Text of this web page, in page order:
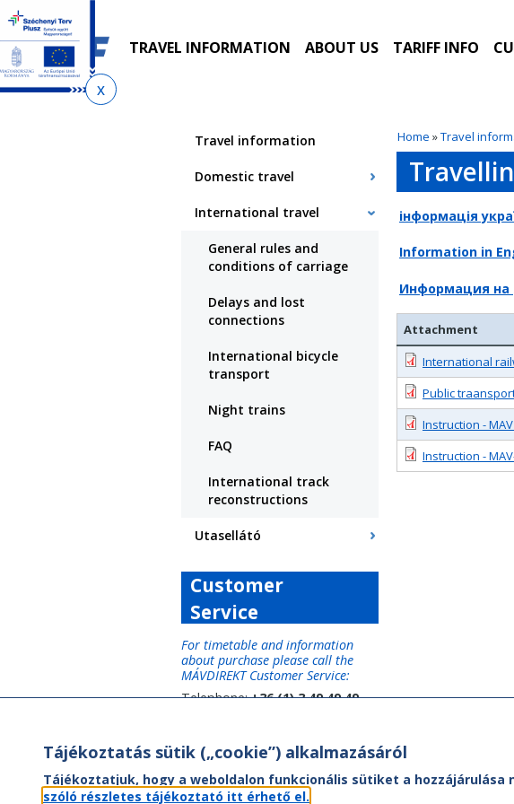
Skip
to
local
menu
Skip
to
main
content
Skip
to
sitemap
TRAVEL INFORMATION ABOUT US TARIFF INFO
here
Home »Travel
Travel information
Domestic travel
International travel
General rules and
conditions of carriage
Delays and lost
connections
International bicycle
transport
Night trains
FAQ
International track
reconstructions
Utasellátó
Customer
Service
For timetable and information
about purchase please call the
MÁVDIREKT Customer Service:
Telephone:+36 (1) 3 49 49 49
інформація
Information in
Информация на
Attachment
International
Public
Instruction - MAV
Instruction -
Tájékoztatás sütik („cookie”) alkalmazásáról
Tájékoztatjuk, hogy a weboldalon funkcionális sütiket a
szóló részletes tájékoztató itt érhető el.